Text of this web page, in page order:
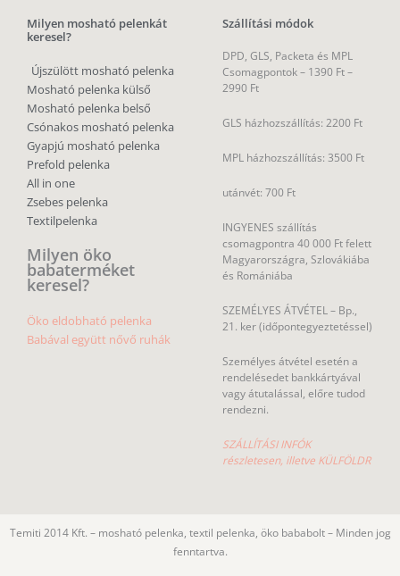
Milyen mosható pelenkát
keresel?
Újszülött mosható pelenka
Mosható pelenka külső
Mosható pelenka belső
Csónakos mosható pelenka
Gyapjú mosható pelenka
Prefold pelenka
All in one
Zsebes pelenka
Textilpelenka
Milyen öko
babaterméket
keresel?
Öko eldobható pelenka
Babával együtt nővő ruhák
Szállítási módok
DPD, GLS, Packeta és MPL
Csomagpontok – 1390 Ft –
2990 Ft
GLS házhozszállítás: 2200 Ft
MPL házhozszállítás: 3500 Ft
utánvét: 700 Ft
INGYENES szállítás
csomagpontra 40 000 Ft felett
Magyarországra, Szlovákiába
és Romániába
SZEMÉLYES ÁTVÉTEL – Bp.,
21. ker (időpontegyeztetéssel)
Személyes átvétel esetén a
rendelésedet bankkártyával
vagy átutalással, előre tudod
rendezni.
SZÁLLÍTÁSI INFÓK
részletesen, illetve KÜLFÖLDR
Temiti 2014 Kft. – mosható pelenka, textil pelenka, öko bababolt – Minden jog
fenntartva.